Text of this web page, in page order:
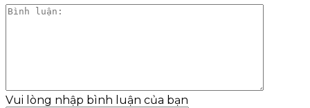
Vui lòng nhập bình luận của bạn